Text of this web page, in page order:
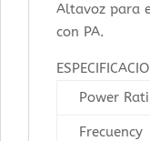
Altavoz para
con PA.
Power
Frecuency